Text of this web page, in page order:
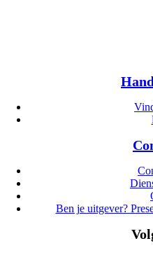
Ben je uitgever?